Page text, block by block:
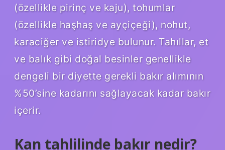
(özellikle pirinç ve kaju), tohumlar
(özellikle haşhaş ve ayçiçeği), nohut,
karaciğer ve istiridye bulunur. Tahıllar, et
ve balık gibi doğal besinler genellikle
dengeli bir diyette gerekli bakır alımının
%50’sine kadarını sağlayacak kadar bakır
içerir.
Kan tahlilinde bakır nedir?